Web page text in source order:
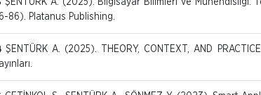
ŞENTÜRK A. (2025). Bilgisayar Bilimleri ve Mühendisliği:
86). Platanus Publishing.
ŞENTÜRK A. (2025). THEORY, CONTEXT, AND